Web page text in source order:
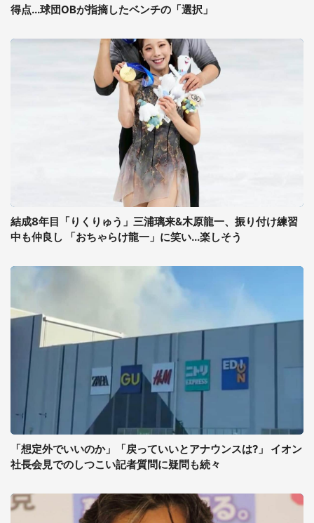
得点...球団OBが指摘したベンチの「選択」
結成8年目「りくりゅう」三浦璃来&木原龍一、振り付け練習
中も仲良し 「おちゃらけ龍一」に笑い...楽しそう
「想定外でいいのか」「戻っていいとアナウンスは?」 イオン
社長会見でのしつこい記者質問に疑問も続々